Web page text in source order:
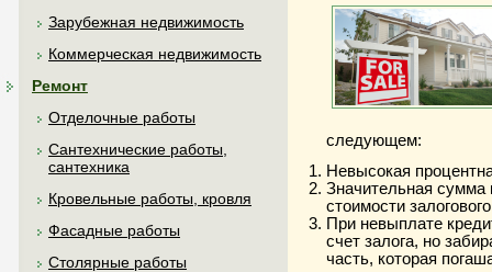
Зарубежная недвижимость
Коммерческая недвижимость
Ремонт
Отделочные работы
Сантехнические работы,
сантехника
Кровельные работы, кровля
Фасадные работы
Столярные работы
следующем:
Невысокая
Значительная сумма
стоимости
При невыплате
счет залога, но
часть, которая